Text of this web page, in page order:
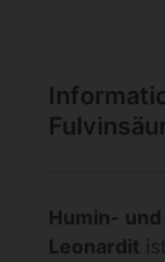
Humin-
Leonardit